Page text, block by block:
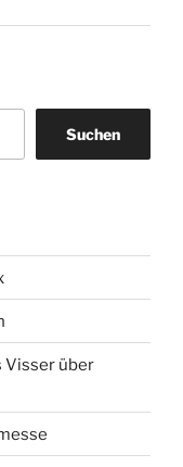
Suchen
Visser über